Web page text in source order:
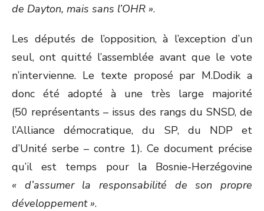
de Dayton, mais sans l’OHR ».
Les députés de l’opposition, à l’exception d’un
seul, ont quitté l’assemblée avant que le vote
n’intervienne. Le texte proposé par M.Dodik a
donc été adopté à une très large majorité
(50 représentants – issus des rangs du SNSD, de
l’Alliance démocratique, du SP, du NDP et
d’Unité serbe – contre 1). Ce document précise
qu’il est temps pour la Bosnie-Herzégovine
« d’assumer la responsabilité de son propre
développement ».